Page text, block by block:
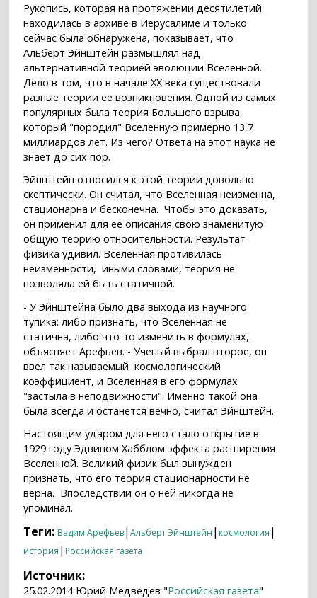
Рукопись, которая на протяжении десятилетий
находилась в архиве в Иерусалиме и только
сейчас была обнаружена, показывает, что
Альберт Эйнштейн размышлял над
альтернативной теорией эволюции Вселенной.
Дело в том, что в начале XX века существовали
разные теории ее возникновения. Одной из самых
популярных была теория Большого взрыва,
который "породил" Вселенную примерно 13,7
миллиардов лет. Из чего? Ответа на этот наука не
знает до сих пор.
Эйнштейн относился к этой теории довольно
скептически. Он считал, что Вселенная неизменна,
стационарна и бесконечна. Чтобы это доказать,
он применил для ее описания свою знаменитую
общую теорию относительности. Результат
физика удивил. Вселенная противилась
неизменности, иными словами, теория не
позволяла ей быть статичной.
- У Эйнштейна было два выхода из научного
тупика: либо признать, что Вселенная не
статична, либо что-то изменить в формулах, -
объясняет Арефьев. - Ученый выбрал второе, он
ввел так называемый космологический
коэффициент, и Вселенная в его формулах
"застыла в неподвижности". Именно такой она
была всегда и останется вечно, считал Эйнштейн.
Настоящим ударом для него стало открытие в
1929 году Эдвином Хабблом эффекта расширения
Вселенной. Великий физик был вынужден
признать, что его теория стационарности не
верна. Впоследствии он о ней никогда не
упоминал.
Теги: Вадим Арефьев|Альберт Эйнштейн | космология |
история | Российская газета
Источник:
25.02.2014 Юрий Медведев "Российская газета"